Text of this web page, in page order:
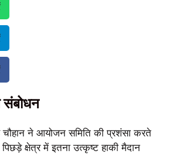
संबोधन
चौहान ने आयोजन समिति की प्रशंसा करते
क्षेत्र में इतना उत्कृष्ट हाकी मैदान